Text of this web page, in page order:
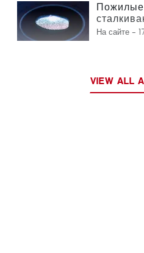
Пожилые
в связи
На сайте -
VIEW ALL